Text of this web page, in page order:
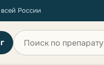
России
Поиск по сайту